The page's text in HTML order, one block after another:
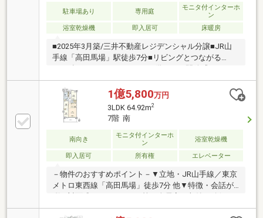
駐車場あり 専用庭
モニタ付インターホ
ン
浴室乾燥機
即入居可 床暖房
■2025年3月築/三井不動産レジデンシャル分譲■JR山
手線「高田馬場」駅徒歩7分■リビングとつながる
お部屋■住戸前に高い建物が少なく、開放的な眺望が
広がります■一般的な2階住戸よりも位置が高く、開放
感のあるお部屋です■階下に住戸がないため気兼ねな
く過ごせます■暖かな光が降り注ぐ、明るく通気性の
良い住空間■床暖房、食器洗乾燥機、ディスポーザ
ー、浴室乾燥機など設備充実■ウォークインクローゼ
ットなど収納豊富■各階にゴミステーション有り＆24
時間ゴミ出し可■充実した共用施設(パーティールー
ム・ゲストルーム・屋上庭園など)
1億5,800万円
3LDK 64.92m2
7階 南
南向き
モニタ付インターホ
ン
浴室乾燥機
即入居可 所有権 エレベーター
－物件のおすすめポイント－▼立地・JR山手線／東京
メトロ東西線「高田馬場」徒歩7分 他▼特徴・会話が
ゲストルーム等、多彩な共用部有・即引渡し可能(残金